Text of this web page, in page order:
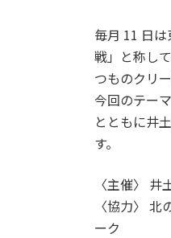
毎月 11 日
戦」と称し
つものクリ
今回のテー
とともに井
す。
〈主催〉
〈協力〉
ーク